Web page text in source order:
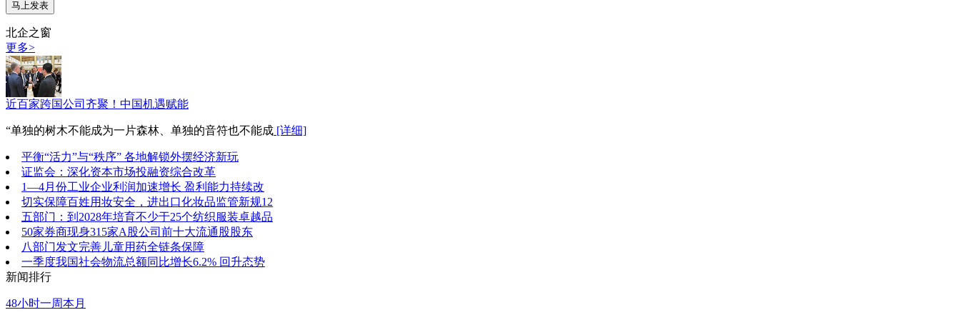
北企之窗
更多>
近百家跨国公司齐聚！中国机遇赋能
“单独的树木不能成为一片森林、单独的音符也不能成 [详细]
平衡“活力”与“秩序” 各地解锁外摆经济新玩
证监会：深化资本市场投融资综合改革
1—4月份工业企业利润加速增长 盈利能力持续改
切实保障百姓用妆安全，进出口化妆品监管新规12
五部门：到2028年培育不少于25个纺织服装卓越品
50家券商现身315家A股公司前十大流通股股东
八部门发文完善儿童用药全链条保障
一季度我国社会物流总额同比增长6.2% 回升态势
新闻排行
48小时一周本月